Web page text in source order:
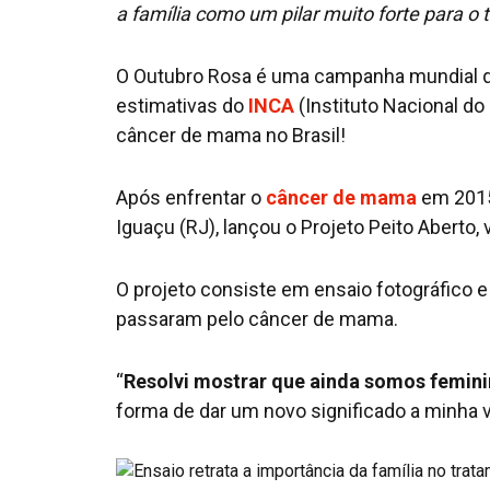
a família como um pilar muito forte para o
O Outubro Rosa é uma campanha
estimativas do INCA (Instituto Nacional
câncer de mama no Brasil!
Após enfrentar o câncer de mama em
Iguaçu (RJ), lançou o Projeto Peito
O projeto consiste em ensaio fotográfico
passaram pelo câncer de mama.
“Resolvi mostrar que ainda somos
forma de dar um novo significado a minha